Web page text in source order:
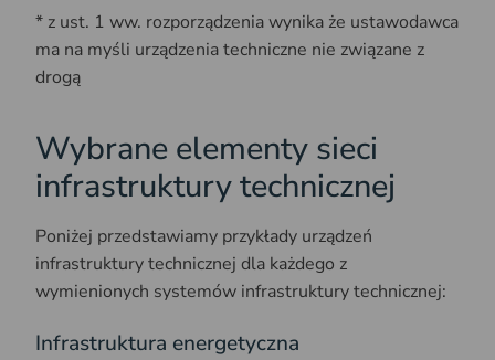
* z ust. 1 ww. rozporządzenia wynika że ustawodawca
ma na myśli urządzenia techniczne nie związane z
drogą
Wybrane elementy sieci
infrastruktury technicznej
Poniżej przedstawiamy przykłady urządzeń
infrastruktury technicznej dla każdego z
wymienionych systemów infrastruktury technicznej:
Infrastruktura energetyczna